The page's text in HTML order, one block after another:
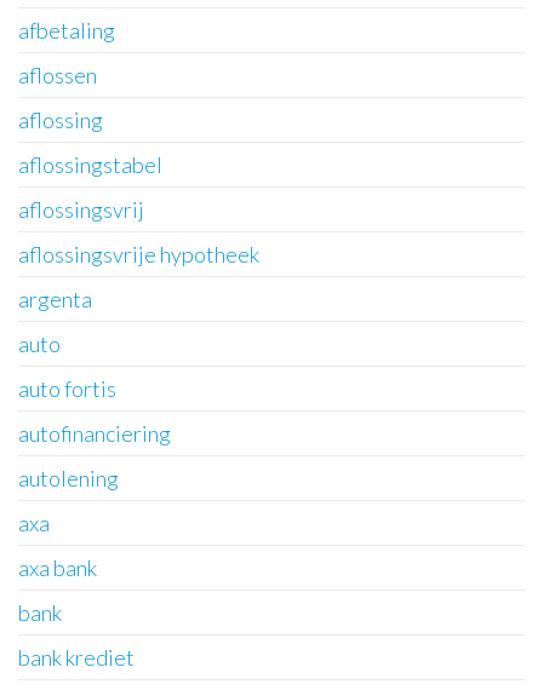
afbetaling
aflossen
aflossing
aflossingstabel
aflossingsvrij
aflossingsvrije hypotheek
argenta
auto
auto fortis
autofinanciering
autolening
axa
axa bank
bank
bank krediet